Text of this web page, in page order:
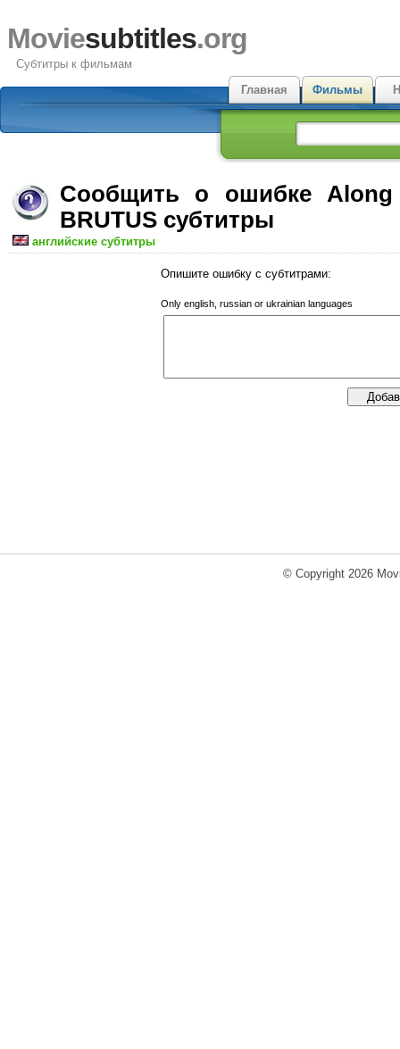
Moviesubtitles.org
Субтитры к фильмам
Главная
Фильмы
Сообщить о ошибке Along
BRUTUS субтитры
английские субтитры
Опишите ошибку с субтитрами:
Only english, russian or ukrainian languages
© Copyright 2026